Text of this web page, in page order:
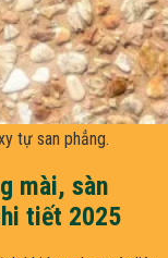
tự san phẳng.
mài, sàn
tiết 2025